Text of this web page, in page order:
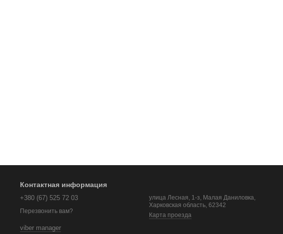
Контактная информация
+380 (67) 525 72 03
Перезвонить вам?
viber manager
улица Лесная, 1-з, Малая Даниловка,
Харковская область, 62342
Карта проезда